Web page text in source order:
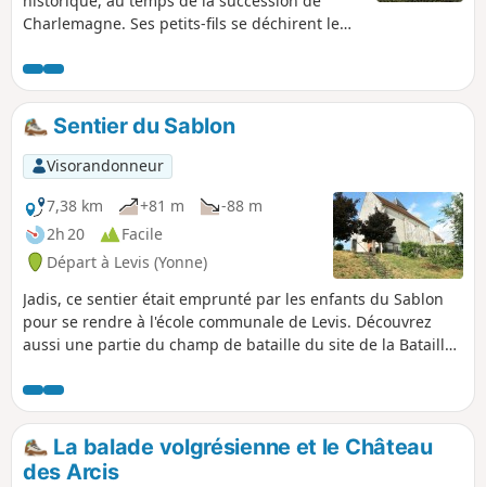
Charlemagne. Ses petits-fils se déchirent le
bataille en règle et... découvrez les lieux et
l'histoire de cette épopée.
Sentier du Sablon
Visorandonneur
7,38 km
+81 m
-88 m
2h 20
Facile
Départ à Levis (Yonne)
Jadis, ce sentier était emprunté par les enfants du Sablon
pour se rendre à l'école communale de Levis. Découvrez
aussi une partie du champ de bataille du site de la Bataille
La balade volgrésienne et le Château
des Arcis